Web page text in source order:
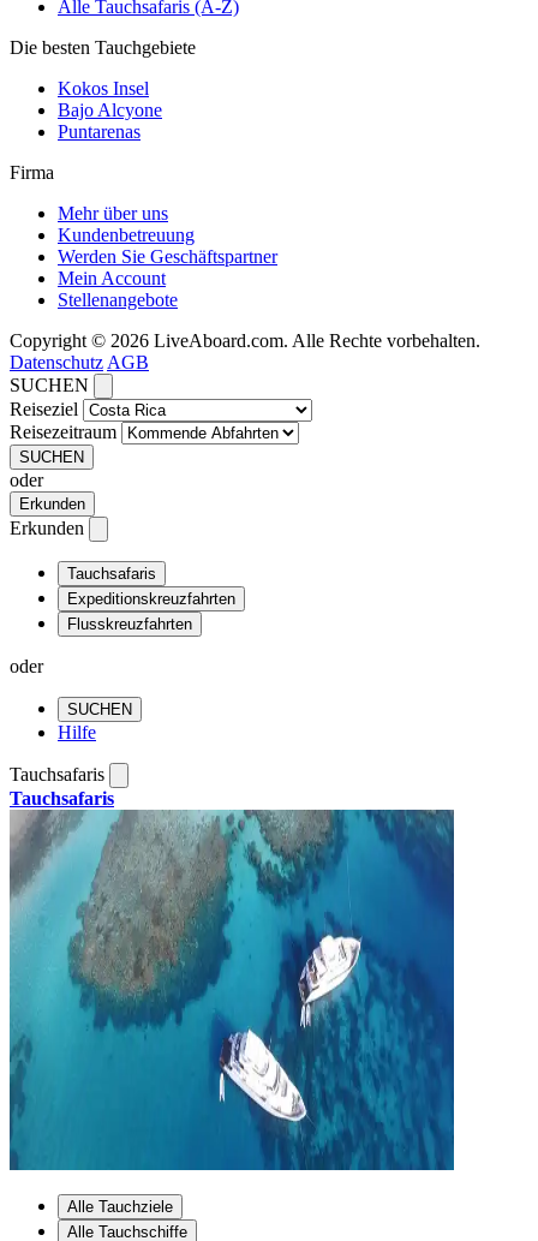
Alle Tauchsafaris (A-Z)
Die besten Tauchgebiete
Kokos Insel
Bajo Alcyone
Puntarenas
Firma
Mehr über uns
Kundenbetreuung
Werden Sie Geschäftspartner
Mein Account
Stellenangebote
Copyright © 2026 LiveAboard.com. Alle Rechte vorbehalten.
Datenschutz AGB
SUCHEN
Reiseziel
Reisezeitraum
SUCHEN
oder
Erkunden
Erkunden
Tauchsafaris
Expeditionskreuzfahrten
Flusskreuzfahrten
oder
SUCHEN
Hilfe
Tauchsafaris
Tauchsafaris
Alle Tauchziele
Alle Tauchschiffe